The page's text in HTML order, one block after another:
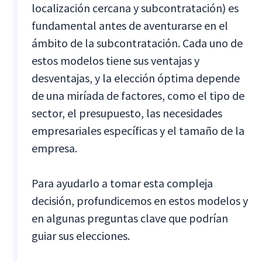
localización cercana y subcontratación) es
fundamental antes de aventurarse en el
ámbito de la subcontratación. Cada uno de
estos modelos tiene sus ventajas y
desventajas, y la elección óptima depende
de una miríada de factores, como el tipo de
sector, el presupuesto, las necesidades
empresariales específicas y el tamaño de la
empresa.
Para ayudarlo a tomar esta compleja
decisión, profundicemos en estos modelos y
en algunas preguntas clave que podrían
guiar sus elecciones.